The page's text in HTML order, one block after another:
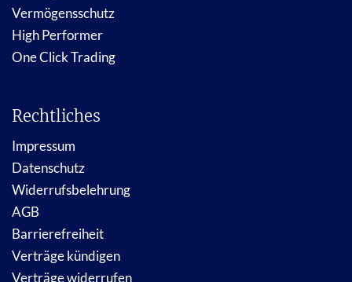
Vermögensschutz
High Performer
One Click Trading
Rechtliches
Impressum
Datenschutz
Widerrufsbelehrung
AGB
Barrierefreiheit
Verträge kündigen
Verträge widerrufen